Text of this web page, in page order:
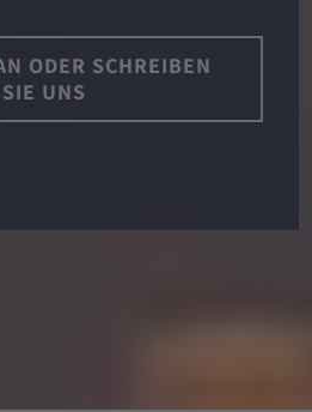
ODER SCHREIBEN
SIE UNS